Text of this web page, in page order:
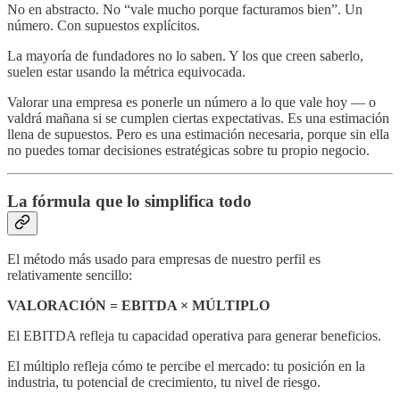
No en abstracto. No “vale mucho porque facturamos bien”. Un
número. Con supuestos explícitos.
La mayoría de fundadores no lo saben. Y los que creen saberlo,
suelen estar usando la métrica equivocada.
Valorar una empresa es ponerle un número a lo que vale hoy — o
valdrá mañana si se cumplen ciertas expectativas. Es una estimación
llena de supuestos. Pero es una estimación necesaria, porque sin ella
no puedes tomar decisiones estratégicas sobre tu propio negocio.
La fórmula que lo simplifica todo
El método más usado para empresas de nuestro perfil es
relativamente sencillo:
VALORACIÓN = EBITDA × MÚLTIPLO
El EBITDA refleja tu capacidad operativa para generar beneficios.
El múltiplo refleja cómo te percibe el mercado: tu posición en la
industria, tu potencial de crecimiento, tu nivel de riesgo.